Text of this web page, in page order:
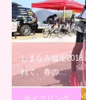
しまなみ縦走2018
れて、春の…